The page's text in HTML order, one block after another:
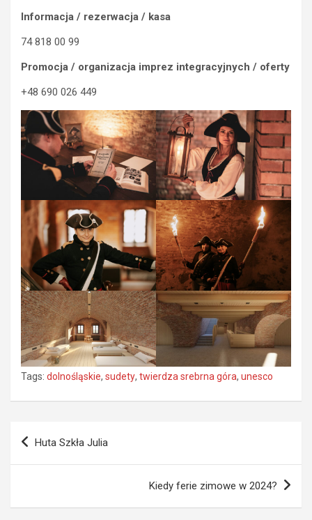
Informacja / rezerwacja / kasa
74 818 00 99
Promocja / organizacja imprez integracyjnych / oferty
+48 690 026 449
Tags: dolnośląskie, sudety, twierdza srebrna góra, unesco
Nawigacja
Huta Szkła Julia
Kiedy ferie zimowe w 2024?